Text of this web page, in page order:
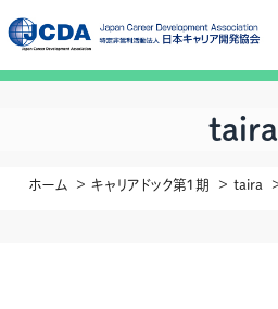
taira
ホーム キャリアドック第１期 taira